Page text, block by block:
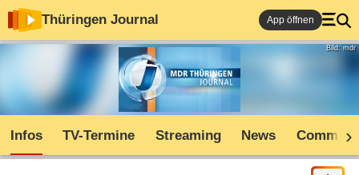
Thüringen Journal App öffnen
Bild: mdr
Infos TV-Termine Streaming News